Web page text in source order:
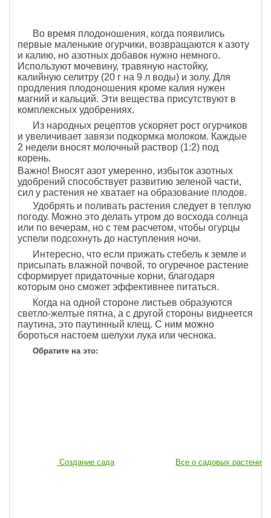
Во время плодоношения, когда появились
первые маленькие огурчики, возвращаются к азоту
и калию, но азотных добавок нужно немного.
Используют мочевину, травяную настойку,
калийную селитру (20 г на 9 л воды) и золу. Для
продления плодоношения кроме калия нужен
магний и кальций. Эти вещества присутствуют в
комплексных удобрениях.
Из народных рецептов ускоряет рост огурчиков
и увеличивает завязи подкормка молоком. Каждые
2 недели вносят молочный раствор (1:2) под
корень.
Важно! Вносят азот умеренно, избыток азотных
удобрений способствует развитию зеленой части,
сил у растения не хватает на образование плодов.
Удобрять и поливать растения следует в теплую
погоду. Можно это делать утром до восхода солнца
или по вечерам, но с тем расчетом, чтобы огурцы
успели подсохнуть до наступления ночи.
Интересно, что если прижать стебель к земле и
присыпать влажной почвой, то огуречное растение
сформирует придаточные корни, благодаря
которым оно сможет эффективнее питаться.
Когда на одной стороне листьев образуются
светло-желтые пятна, а с другой стороны виднеется
паутина, это паутинный клещ. С ним можно
бороться настоем шелухи лука или чеснока.
Обратите на это:
Создание сада Все о садовых растениях